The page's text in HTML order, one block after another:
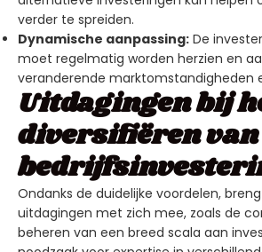
verder te spreiden.
Dynamische aanpassing: De
moet regelmatig worden herzien en
veranderende marktomstandigheden
Uitdagingen bij
diversifiëren van
Ondanks de duidelijke voordelen,
uitdagingen met zich mee, zoals de
beheren van een breed scala aan